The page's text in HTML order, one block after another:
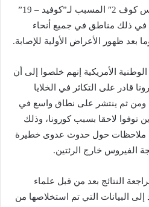
النووي للفيروس التاجي “سارس كوف 2″ المسبب لـ”كوفيد – 19”
في ذلك مناطق في جميع أنحاء
الأمريكية إنهم خلصوا إلى أن
قادر على التكاثر في الخلايا
ومن ثم ينتشر على نطاق واسع في
توفوا لاحقا بسبب كورونا، وذلك
ملاحظات حول حدوث عدوى خطيرة
الفيروس خارج الرئتين.
النتائج بعد من قبل علماء
إلى البيانات التي تم استخلاصها من